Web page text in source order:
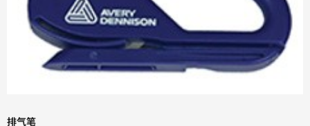
排气笔